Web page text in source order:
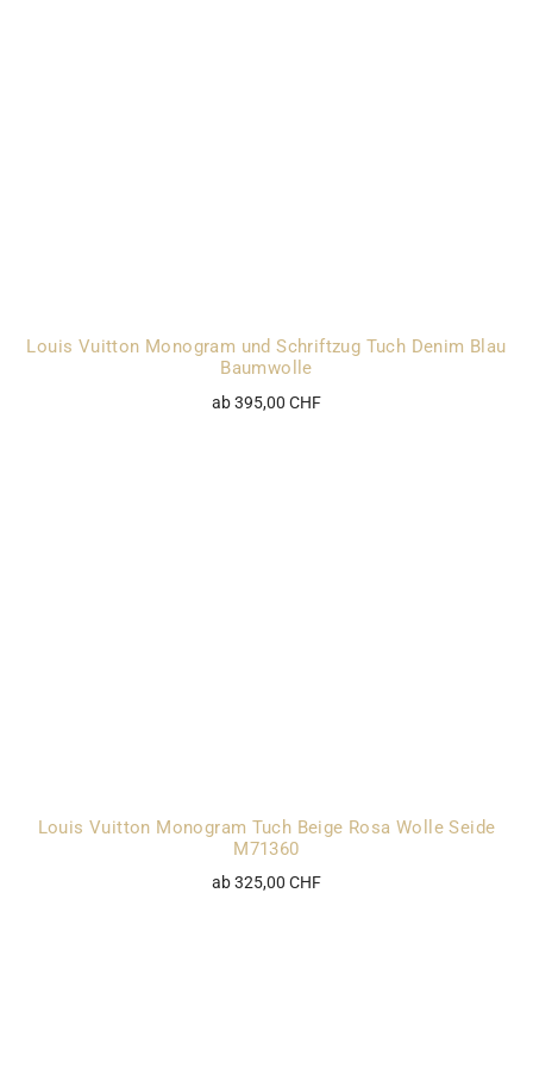
Louis Vuitton Monogram und Schriftzug Tuch Denim Blau
Baumwolle
ab 395,00 CHF
Louis Vuitton Monogram Tuch Beige Rosa Wolle Seide
M71360
ab 325,00 CHF